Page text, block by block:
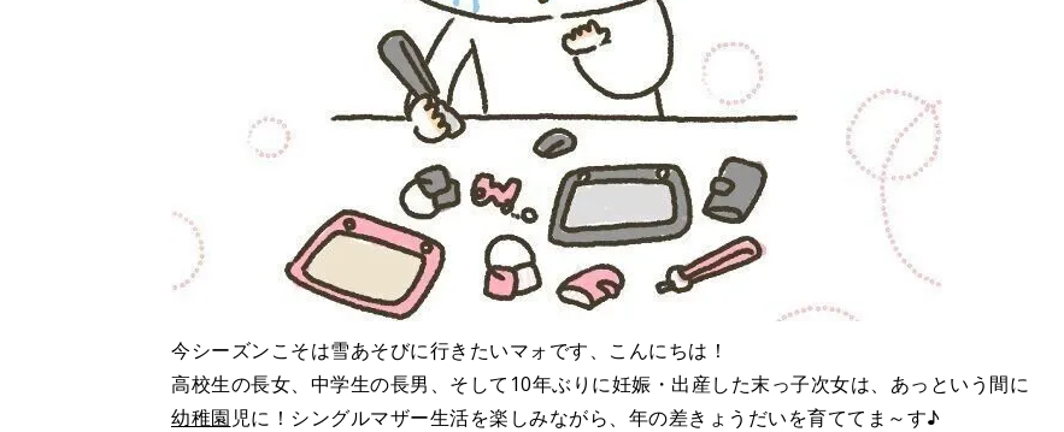
今シーズンこそは雪あそびに行きたいマォです、こんにちは！
高校生の長女、中学生の長男、そして10年ぶりに妊娠・出産した末っ子次女は、あっという間に
幼稚園 児に！シングルマザー生活を楽しみながら、年の差きょうだいを育ててま～す♪